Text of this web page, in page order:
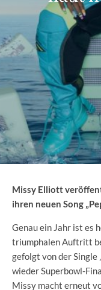
Missy Elliott
ihren neuen Song
Genau ein Jahr ist es
triumphalen Auftritt
gefolgt von der Single
wieder Superbowl-
Missy macht erneut